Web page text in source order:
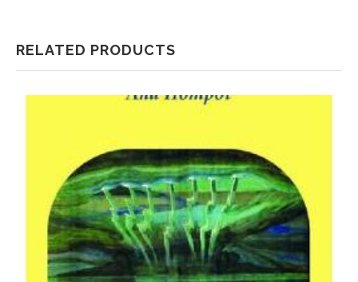
RELATED PRODUCTS